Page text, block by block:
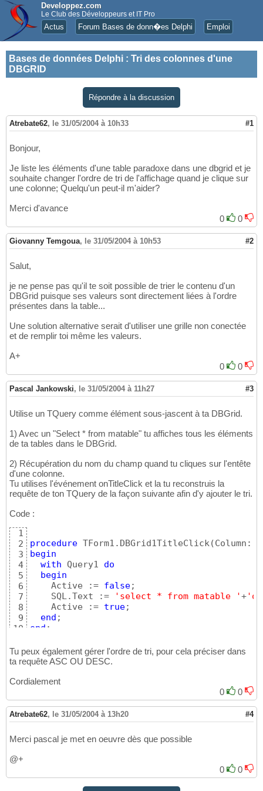
Developpez.com
Le Club des Développeurs et IT Pro
Actus Forum Bases de donn�es Delphi Emploi
Bases de données Delphi : Tri des colonnes d'une
DBGRID
Répondre à la discussion
Atrebate62, le 31/05/2004 à 10h33 #1
Bonjour,
Je liste les éléments d'une table paradoxe dans une dbgrid et je
souhaite changer l'ordre de tri de l'affichage quand je clique sur
une colonne; Quelqu'un peut-il m'aider?
Merci d'avance
0
0
Giovanny Temgoua, le 31/05/2004 à 10h53 #2
Salut,
je ne pense pas qu'il te soit possible de trier le contenu d'un
DBGrid puisque ses valeurs sont directement liées à l'ordre
présentes dans la table...
Une solution alternative serait d'utiliser une grille non conectée
et de remplir toi même les valeurs.
A+
0
0
Pascal Jankowski, le 31/05/2004 à 11h27 #3
Utilise un TQuery comme élément sous-jascent à ta DBGrid.
1) Avec un "Select * from matable" tu affiches tous les éléments
de ta tables dans le DBGrid.
2) Récupération du nom du champ quand tu cliques sur l'entête
d'une colonne.
Tu utilises l'événement onTitleClick et la tu reconstruis la
requête de ton TQuery de la façon suivante afin d'y ajouter le tri.
Code :
1
2
3
4
5
6
7
8
9
10
procedure TForm1.DBGrid1TitleClick(Column:
begin
with Query1 do
begin
    Active :=
false;
    SQL.Text :=
'select * from matable '+
    Active :=
true;
end
end ;
Tu peux également gérer l'ordre de tri, pour cela préciser dans
ta requête ASC OU DESC.
Cordialement
0
0
Atrebate62, le 31/05/2004 à 13h20 #4
Merci pascal je met en oeuvre dès que possible
@+
0
0